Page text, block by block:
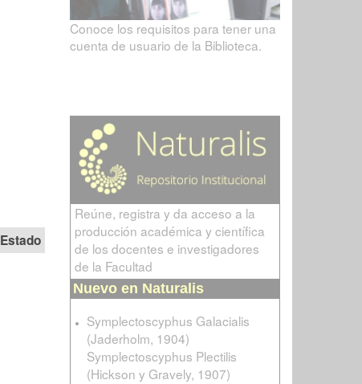
Estado
Conoce los requisitos para tener una
cuenta de usuario de la Biblioteca.
Reúne, registra y da acceso a la
producción académica y científica
de los docentes e investigadores
de la Facultad
Nuevo en Naturalis
Symplectoscyphus Galacialis
(Jaderholm, 1904)
Symplectoscyphus Plectilis
(Hickson y Gravely, 1907)